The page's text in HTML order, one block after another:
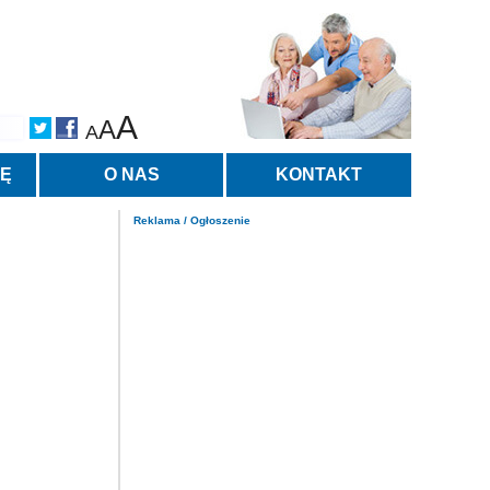
AAA
O NAS KONTAKT
Reklama / Ogłoszenie